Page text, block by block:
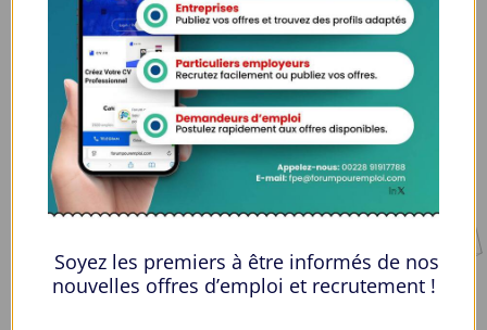
fpe@forumpouremploi.com / 0022891917788
Espaces Candidats
Parcourir les Candidats
Tableau de Bord
Alertes d’Emploi
Mes Favoris
Postuler en ligne : 5 erreurs courantes à éviter pour maximiser vos
Soyez les premiers à être informés de nos
nouvelles offres d’emploi et recrutement !